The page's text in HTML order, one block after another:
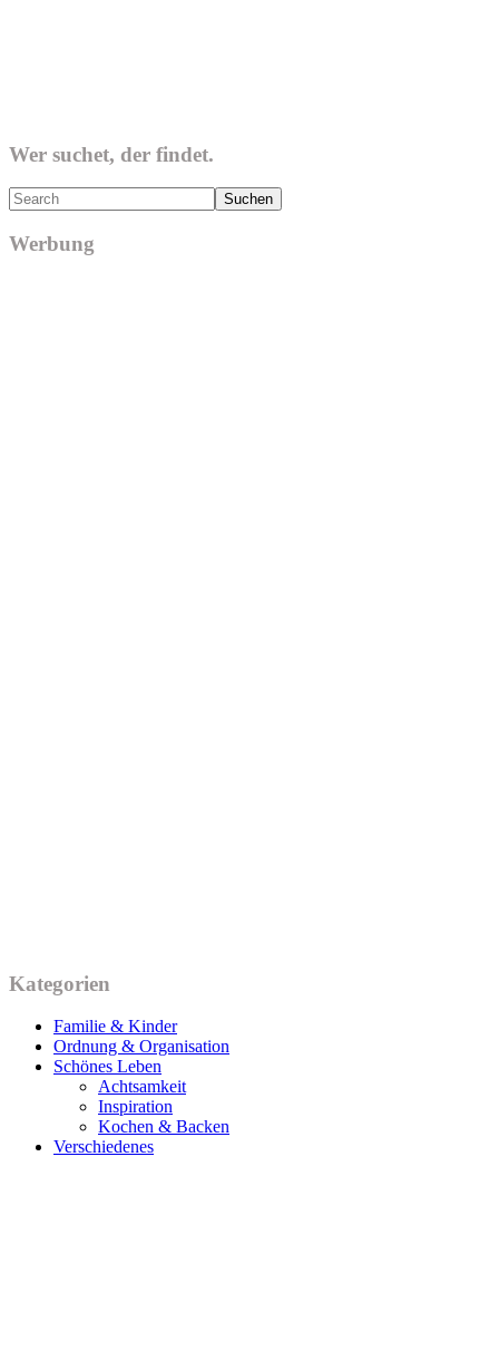
Wer suchet, der findet.
Search
Werbung
Kategorien
Familie & Kinder
Ordnung & Organisation
Schönes Leben
Achtsamkeit
Inspiration
Kochen & Backen
Verschiedenes